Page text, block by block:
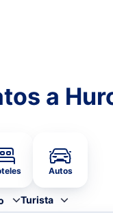
a
Autos
Turista